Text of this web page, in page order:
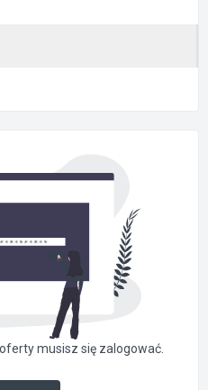
musisz się zalogować.